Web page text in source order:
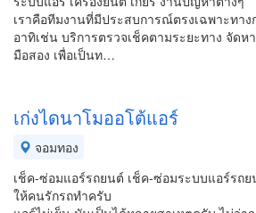
เราคือทีมงานที่มีประสบการณ์ตรงเฉพาะทาง
อาทิเช่น​ บริการตรวจเช็คตามระยะทาง จัด
มือสอง​ เพื่อเป็นท…
เก่งไดนาโมออโต้แอร์
จอมทอง
เช็ค-ซ่อมแอร์รถยนต์ เช็ค-ซ่อมระบบแอร์รถ
ให้คนรักรถทำครับ